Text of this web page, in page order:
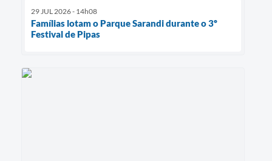
29 JUL 2026 - 14h08
Famílias lotam o Parque Sarandi durante o 3º
Festival de Pipas